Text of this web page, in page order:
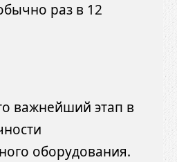
раз в 12
важнейший этап в
оборудования.